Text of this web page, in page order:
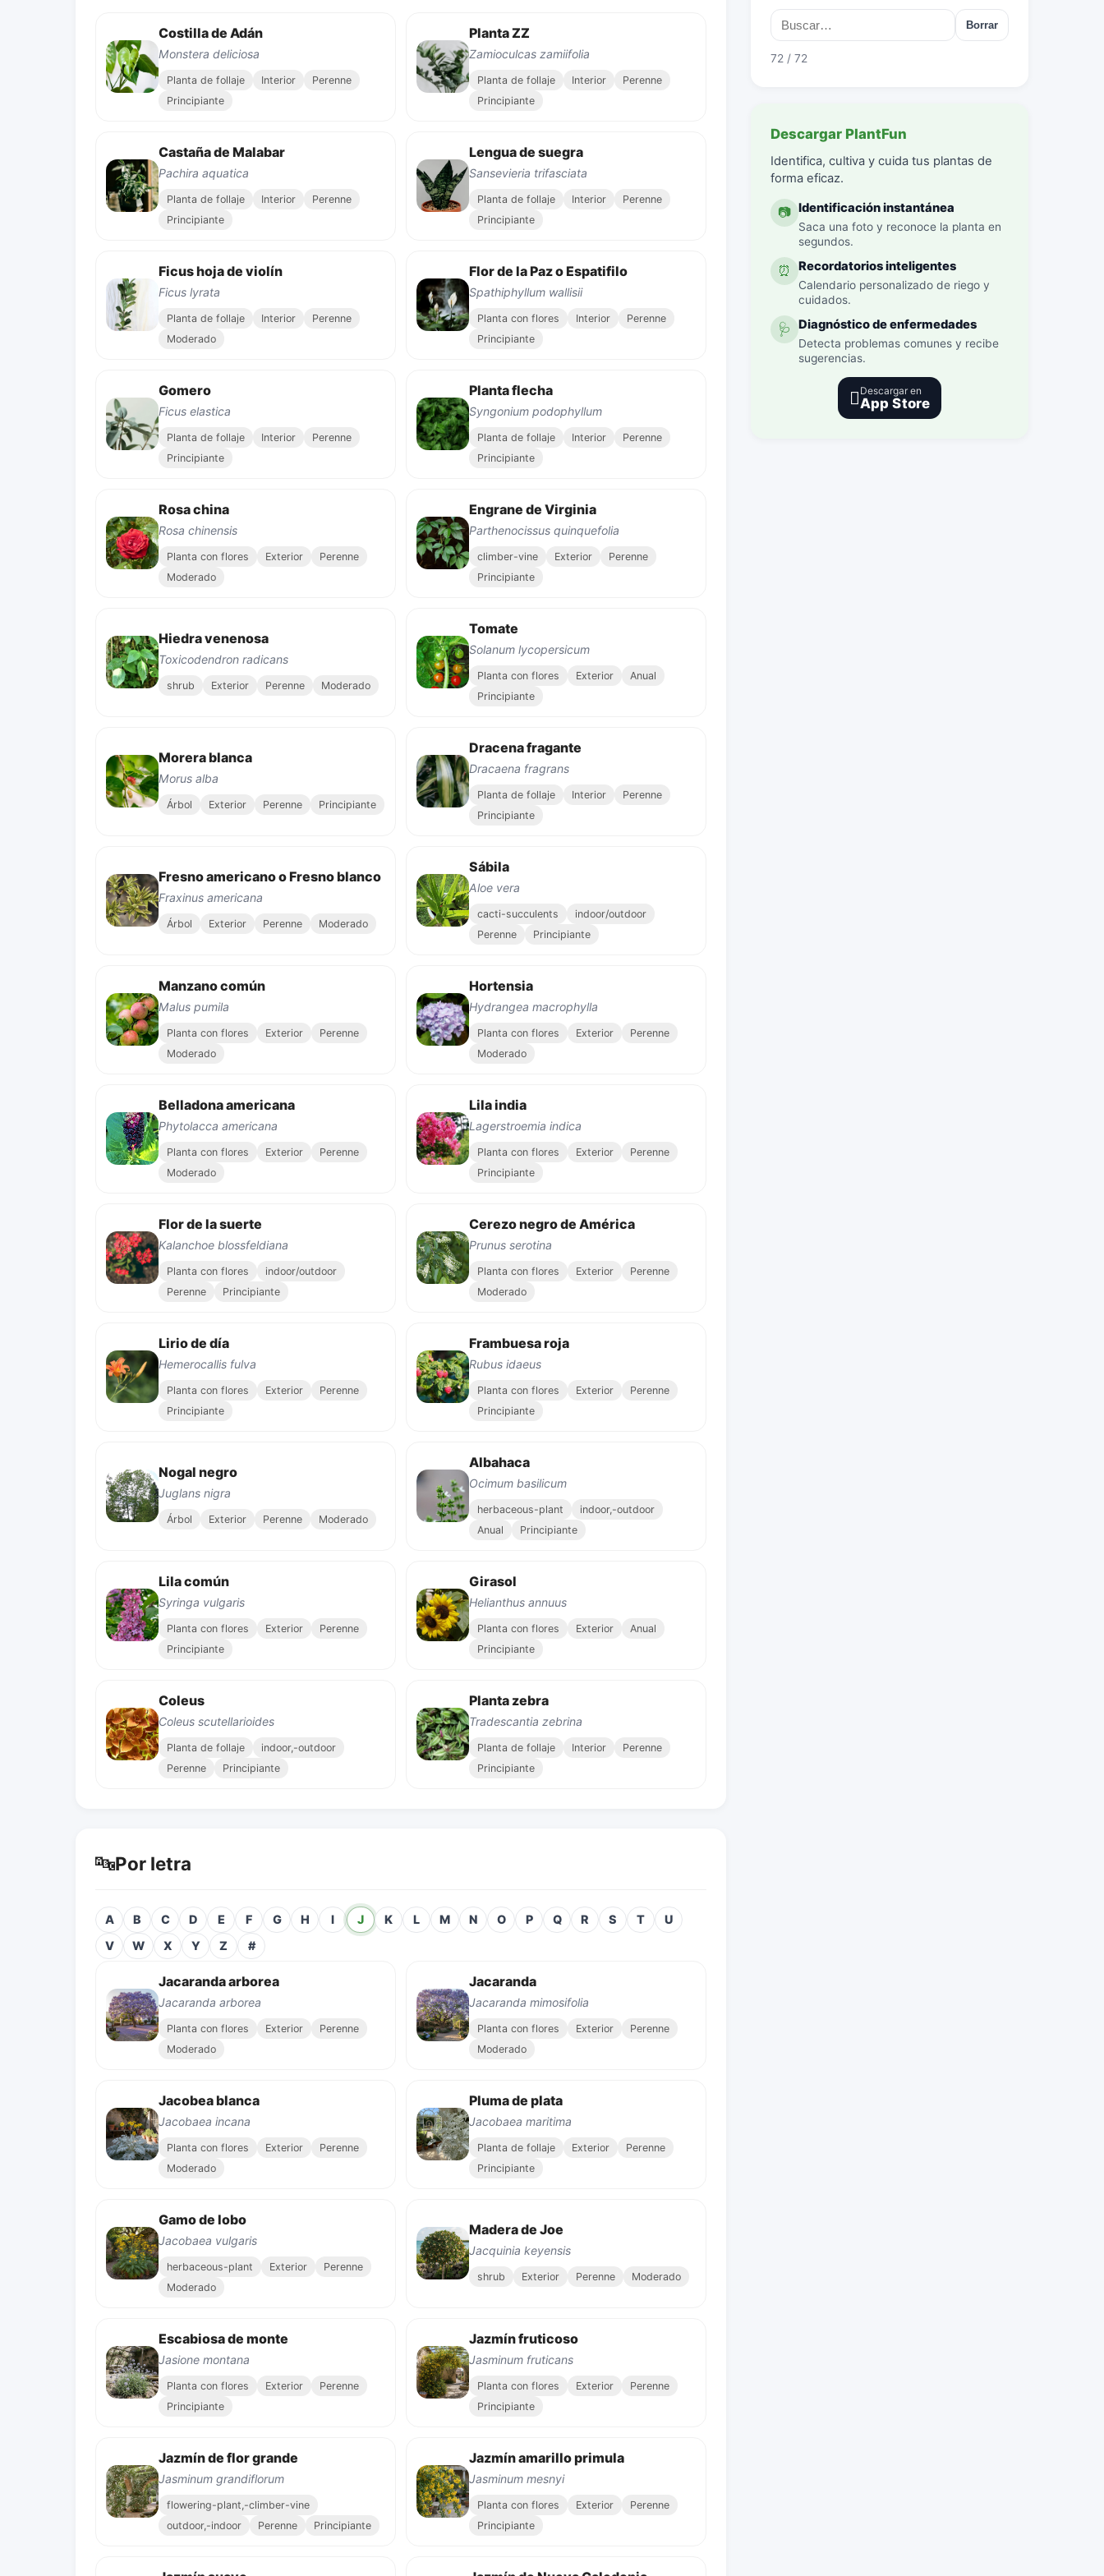
Costilla de Adán
Monstera deliciosa
Planta de follaje Interior
Perenne
Principiante
Planta ZZ
Zamioculcas zamiifolia
Planta de follaje Interior
Perenne
Principiante
Castaña de Malabar
Pachira aquatica
Planta de follaje Interior
Perenne
Principiante
Lengua de suegra
Sansevieria trifasciata
Planta de follaje Interior
Perenne
Principiante
Ficus hoja de violín
Ficus lyrata
Planta de follaje Interior
Perenne
Moderado
Flor de la Paz o Espatifilo
Spathiphyllum wallisii
Planta con flores Interior
Perenne
Principiante
Gomero
Ficus elastica
Planta de follaje Interior
Perenne
Principiante
Planta flecha
Syngonium podophyllum
Planta de follaje Interior
Perenne
Principiante
Rosa china
Rosa chinensis
Planta con flores Exterior
Perenne
Moderado
Engrane de Virginia
Parthenocissus quinquefolia
climber-vine Exterior
Perenne
Principiante
Hiedra venenosa
Toxicodendron radicans
shrub Exterior Perenne Moderado
Tomate
Solanum lycopersicum
Planta con flores Exterior
Anual
Principiante
Morera blanca
Morus alba
Árbol Exterior Perenne Principiante
Dracena fragante
Dracaena fragrans
Planta de follaje Interior
Perenne
Principiante
Fresno americano o Fresno blanco
Fraxinus americana
Árbol Exterior Perenne Moderado
Sábila
Aloe vera
cacti-succulents
indoor/outdoor
Perenne
Principiante
Manzano común
Malus pumila
Planta con flores Exterior
Perenne
Moderado
Hortensia
Hydrangea macrophylla
Planta con flores Exterior
Perenne
Moderado
Belladona americana
Phytolacca americana
Planta con flores Exterior
Perenne
Moderado
Lila india
Lagerstroemia indica
Planta con flores Exterior
Perenne
Principiante
Flor de la suerte
Kalanchoe blossfeldiana
Planta con flores
indoor/outdoor
Perenne
Principiante
Cerezo negro de América
Prunus serotina
Planta con flores Exterior
Perenne
Moderado
Lirio de día
Hemerocallis fulva
Planta con flores Exterior
Perenne
Principiante
Frambuesa roja
Rubus idaeus
Planta con flores Exterior
Perenne
Principiante
Nogal negro
Juglans nigra
Árbol Exterior Perenne Moderado
Albahaca
Ocimum basilicum
herbaceous-plant
indoor,-outdoor
Anual
Principiante
Lila común
Syringa vulgaris
Planta con flores Exterior
Perenne
Principiante
Girasol
Helianthus annuus
Planta con flores Exterior
Anual
Principiante
Coleus
Coleus scutellarioides
Planta de follaje
indoor,-outdoor
Perenne
Principiante
Planta zebra
Tradescantia zebrina
Planta de follaje Interior
Perenne
Principiante
🔤Por letra
A B C D E F G H I J K L M N O P Q R S T
U
V
W X Y Z #
Jacaranda arborea
Jacaranda arborea
Planta con flores Exterior
Perenne
Moderado
Jacaranda
Jacaranda mimosifolia
Planta con flores Exterior
Perenne
Moderado
Jacobea blanca
Jacobaea incana
Planta con flores Exterior
Perenne
Moderado
Pluma de plata
Jacobaea maritima
Planta de follaje Exterior
Perenne
Principiante
Gamo de lobo
Jacobaea vulgaris
herbaceous-plant Exterior
Perenne
Moderado
Madera de Joe
Jacquinia keyensis
shrub Exterior Perenne Moderado
Escabiosa de monte
Jasione montana
Planta con flores Exterior
Perenne
Principiante
Jazmín fruticoso
Jasminum fruticans
Planta con flores Exterior
Perenne
Principiante
Jazmín de flor grande
Jasminum grandiflorum
flowering-plant,-climber-vine
outdoor,-indoor
Perenne Principiante
Jazmín amarillo primula
Jasminum mesnyi
Planta con flores Exterior
Perenne
Principiante
Borrar
72 / 72
Descargar PlantFun
Identifica, cultiva y cuida tus plantas de
forma eficaz.
📷 Identificación instantánea
Saca una foto y reconoce la planta en
segundos.
⏰ Recordatorios inteligentes
Calendario personalizado de riego y
cuidados.
🩺 Diagnóstico de enfermedades
Detecta problemas comunes y recibe
sugerencias.
 Descargar en
App Store